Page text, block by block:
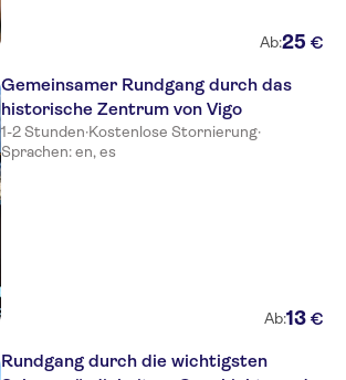
Ab:25 €
Gemeinsamer Rundgang durch das
historische Zentrum von Vigo
1-2 Stunden·Kostenlose Stornierung·
Sprachen: en, es
Ab:13 €
Rundgang durch die wichtigsten